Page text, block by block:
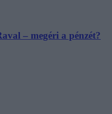
– megéri a pénzét?